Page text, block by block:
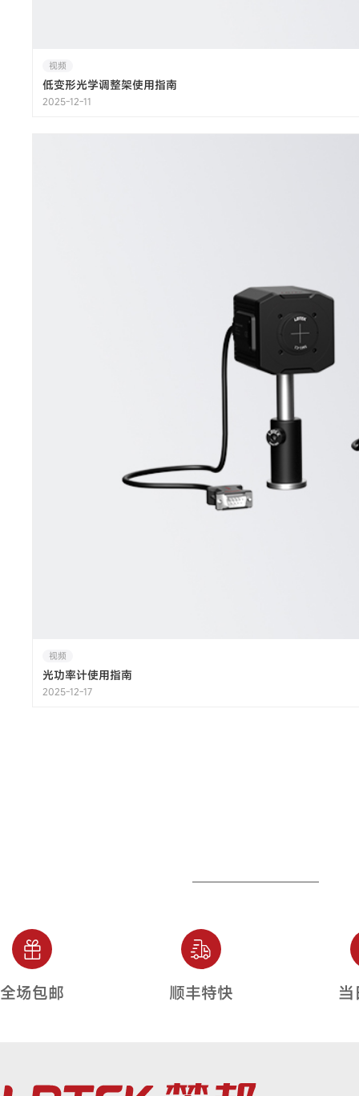
视频
低变形光学调整架使用指南
2025-12-11
视频
光功率计使用指南
2025-12-17
全场包邮 顺丰特快 当